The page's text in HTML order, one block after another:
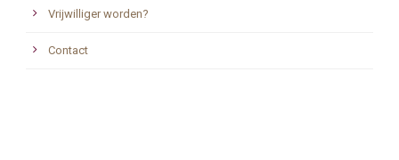
Vrijwilliger worden?
Contact